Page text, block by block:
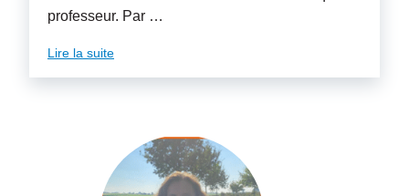
professeur. Par …
Lire la suite